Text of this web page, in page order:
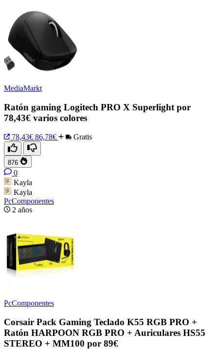
MediaMarkt
Ratón gaming Logitech PRO X Superlight por
78,43€ varios colores
78,43€ 86,78€ Gratis
876
0
Kayla
Kayla
PcComponentes
2 años
PcComponentes
Corsair Pack Gaming Teclado K55 RGB PRO +
Ratón HARPOON RGB PRO + Auriculares HS55
STEREO + MM100 por 89€